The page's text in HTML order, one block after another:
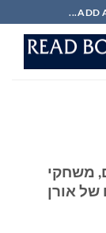
ADD
משחקי
של אורן